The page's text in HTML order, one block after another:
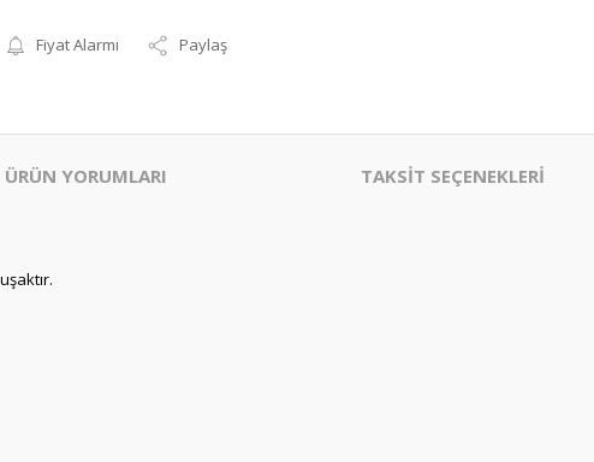
Fiyat Alarmı Paylaş
ÜRÜN YORUMLARI TAKSİT SEÇENEKLERİ